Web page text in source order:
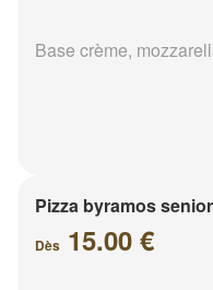
Base crème,
Pizza byramos senior
Dès 15.00 €